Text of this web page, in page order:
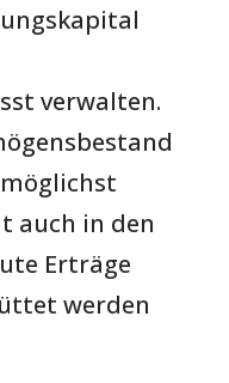
verwalten.
auch in den
Erträge
werden